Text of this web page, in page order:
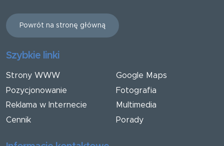
Powrót na stronę główną
Szybkie linki
Strony WWW
Pozycjonowanie
Reklama w Internecie
Cennik
Google Maps
Fotografia
Multimedia
Porady